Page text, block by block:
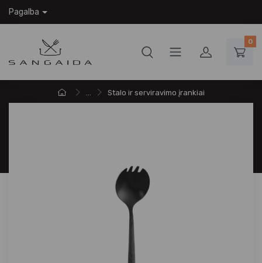
Pagalba
0
... Stalo ir serviravimo įrankiai